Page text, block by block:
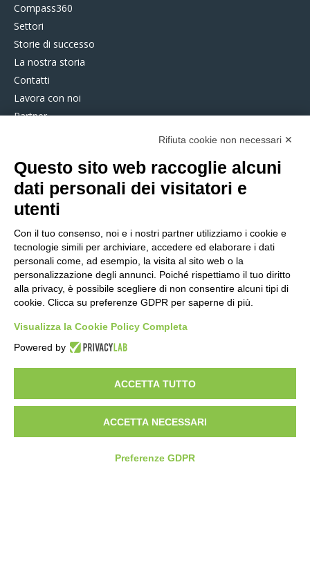
Compass360
Settori
Storie di successo
La nostra storia
Contatti
Lavora con noi
Partner
COMPASS360
Pianificazione strategica e
ottimizzazione costi
Pianificazione avanzata
Schedulazione a capacità finita
SMART FACTORY SOFTWARE
Monitoraggio della produzione 4.0 – Entry Level
Monitoraggio della produzione 4.0 (MES)
CONTATTI
Rifiuta cookie non necessari ✕
Questo sito web raccoglie alcuni
dati personali dei visitatori e
utenti
Con il tuo consenso, noi e i nostri partner utilizziamo i cookie e
tecnologie simili per archiviare, accedere ed elaborare i dati
personali come, ad esempio, la visita al sito web o la
personalizzazione degli annunci. Poiché rispettiamo il tuo diritto
alla privacy, è possibile scegliere di non consentire alcuni tipi di
cookie. Clicca su preferenze GDPR per saperne di più.
Visualizza la Cookie Policy Completa
Powered by
ACCETTA TUTTO
ACCETTA NECESSARI
Preferenze GDPR